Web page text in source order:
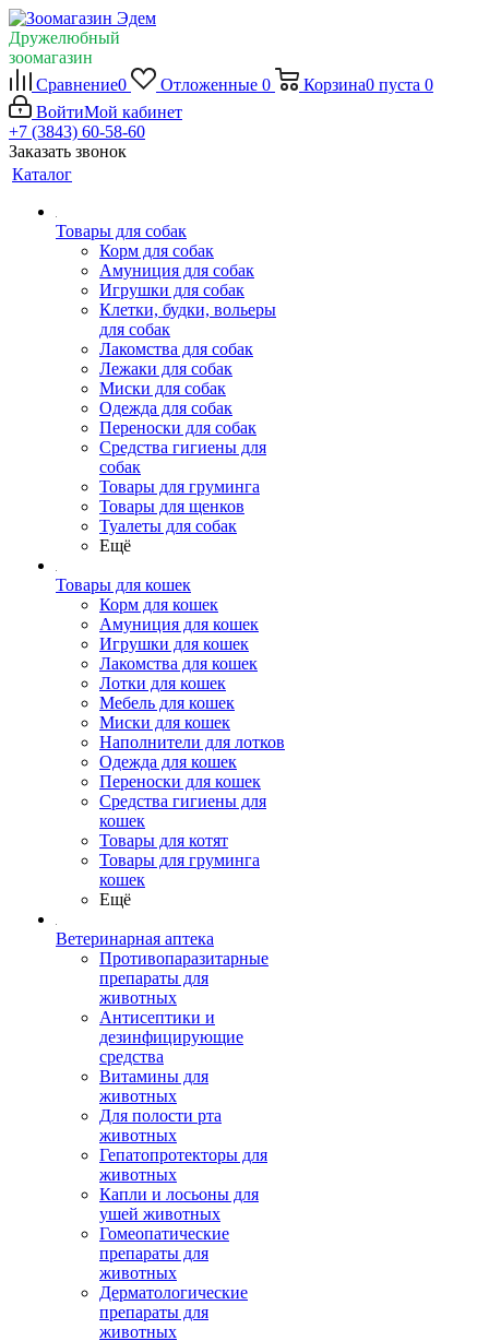
Дружелюбный
зоомагазин
Сравнение0 Отложенные 0 Корзина0 пуста 0
ВойтиМой кабинет
+7 (3843) 60-58-60
Заказать звонок
Каталог
Товары для собак
Корм для собак
Амуниция для собак
Игрушки для собак
Клетки, будки, вольеры
для собак
Лакомства для собак
Лежаки для собак
Миски для собак
Одежда для собак
Переноски для собак
Средства гигиены для
собак
Товары для груминга
Товары для щенков
Туалеты для собак
Ещё
Товары для кошек
Корм для кошек
Амуниция для кошек
Игрушки для кошек
Лакомства для кошек
Лотки для кошек
Мебель для кошек
Миски для кошек
Наполнители для лотков
Одежда для кошек
Переноски для кошек
Средства гигиены для
кошек
Товары для котят
Товары для груминга
кошек
Ещё
Ветеринарная аптека
Противопаразитарные
препараты для
животных
Антисептики и
дезинфицирующие
средства
Витамины для
животных
Для полости рта
животных
Гепатопротекторы для
животных
Капли и лосьоны для
ушей животных
Гомеопатические
препараты для
животных
Дерматологические
препараты для
животных